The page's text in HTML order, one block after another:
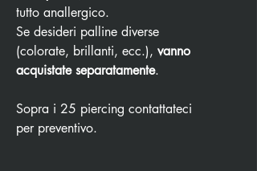
tutto anallergico.
Se desideri palline diverse
(colorate, brillanti, ecc.), vanno
acquistate separatamente.
Sopra i 25 piercing contattateci
per preventivo.